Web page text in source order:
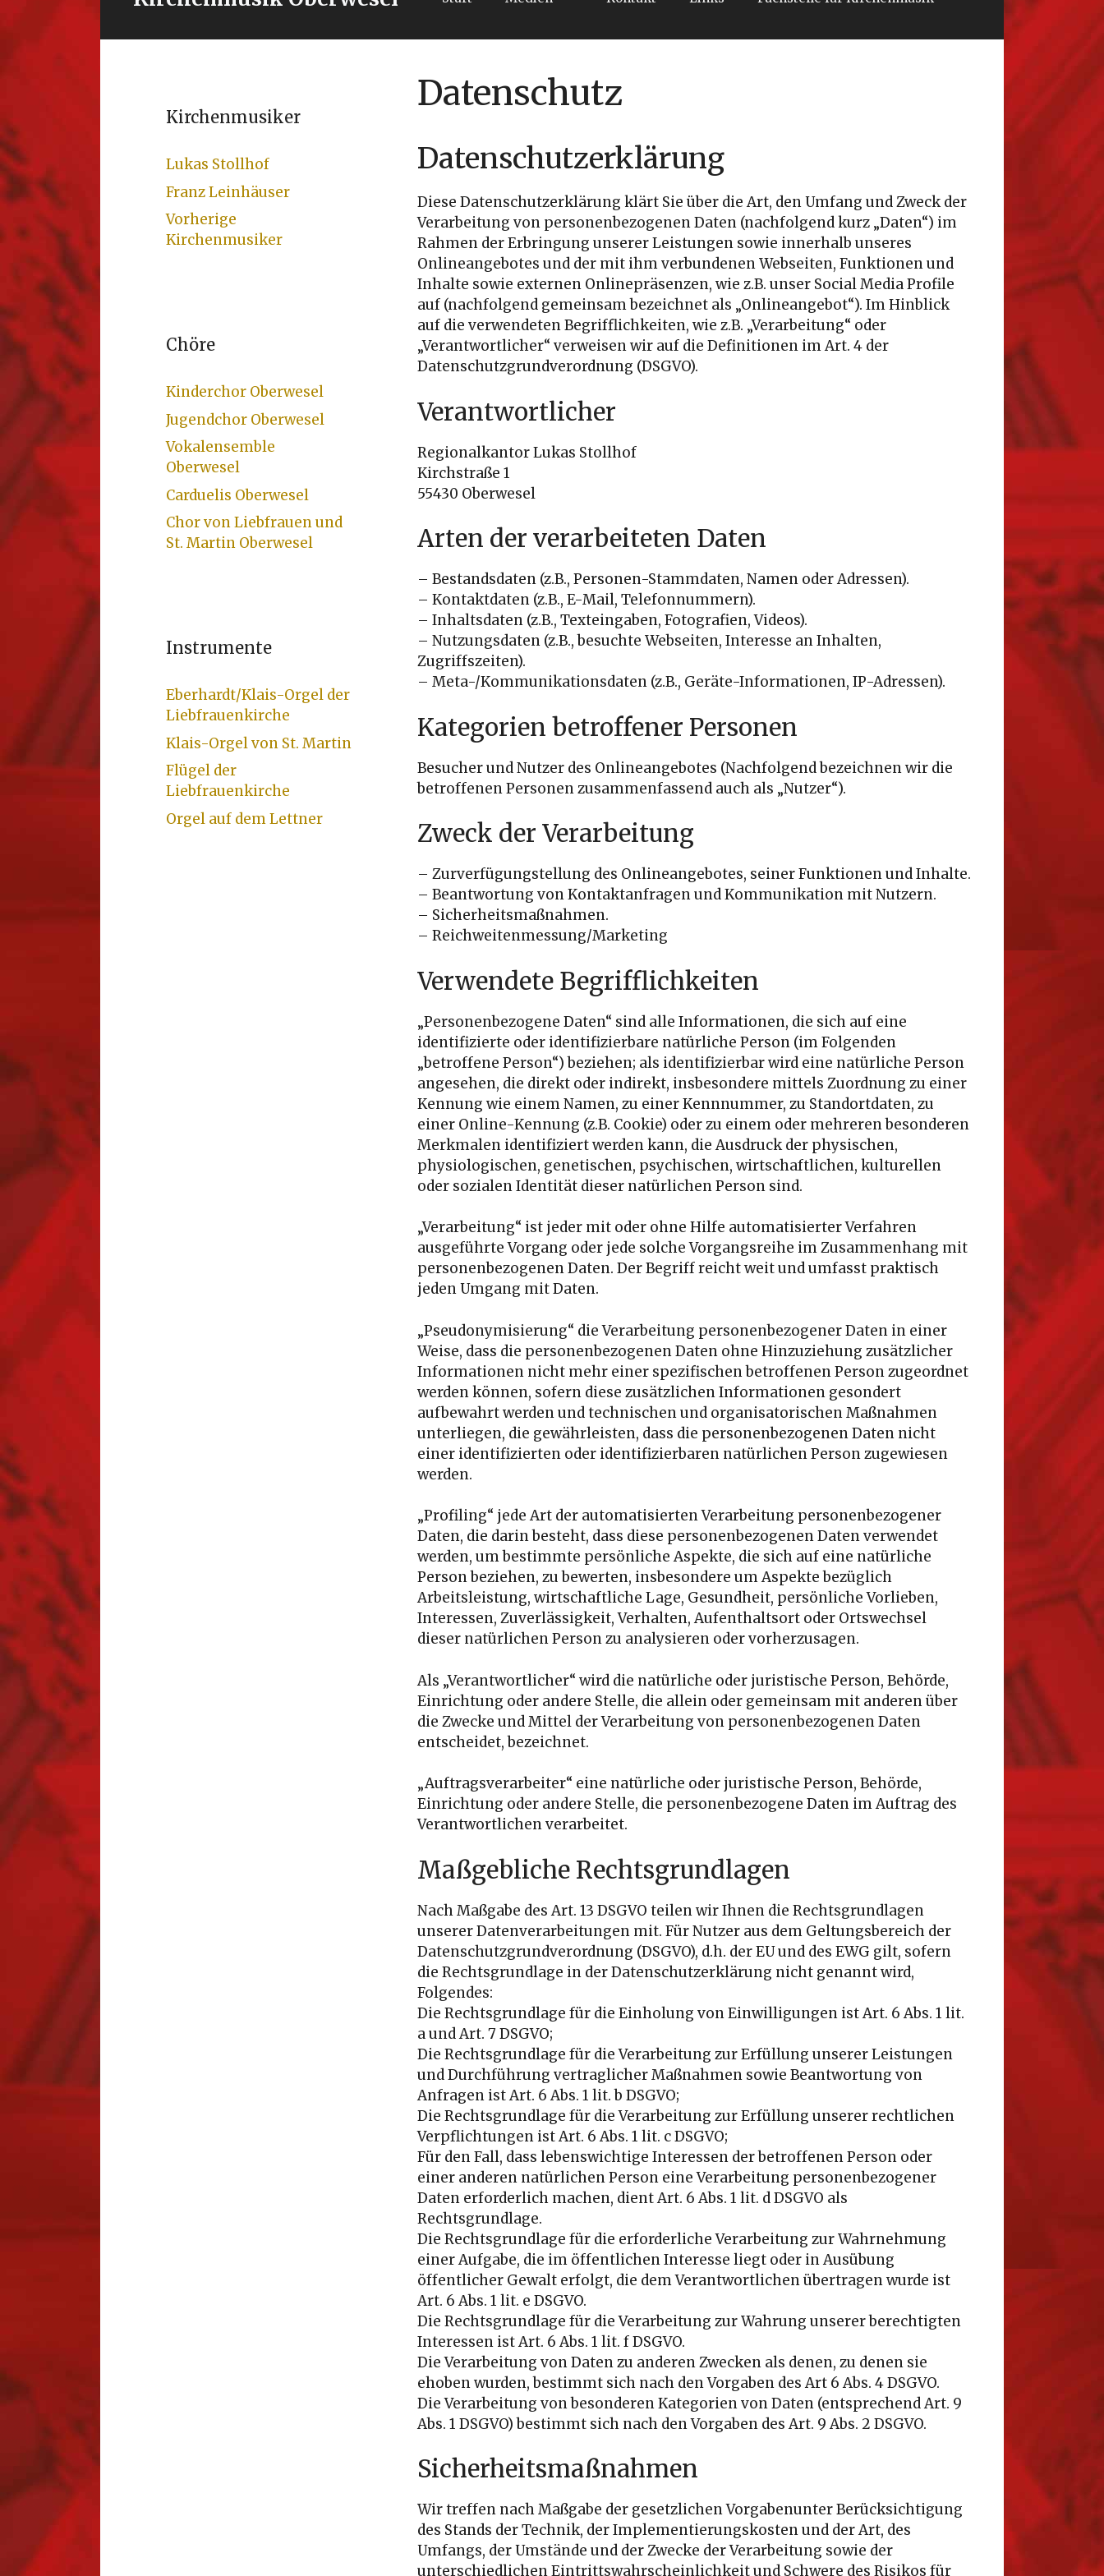
Datenschutz
Datenschutzerklärung
Diese Datenschutzerklärung klärt Sie über die Art, den Umfang und Zweck der
Verarbeitung von personenbezogenen Daten (nachfolgend kurz „Daten“) im
Rahmen der Erbringung unserer Leistungen sowie innerhalb unseres
Onlineangebotes und der mit ihm verbundenen Webseiten, Funktionen und
Inhalte sowie externen Onlinepräsenzen, wie z.B. unser Social Media Profile
auf (nachfolgend gemeinsam bezeichnet als „Onlineangebot“). Im Hinblick
auf die verwendeten Begrifflichkeiten, wie z.B. „Verarbeitung“ oder
„Verantwortlicher“ verweisen wir auf die Definitionen im Art. 4 der
Datenschutzgrundverordnung (DSGVO).
Verantwortlicher
Regionalkantor Lukas Stollhof
Kirchstraße 1
55430 Oberwesel
Arten der verarbeiteten Daten
– Bestandsdaten (z.B., Personen-Stammdaten, Namen oder Adressen).
– Kontaktdaten (z.B., E-Mail, Telefonnummern).
– Inhaltsdaten (z.B., Texteingaben, Fotografien, Videos).
– Nutzungsdaten (z.B., besuchte Webseiten, Interesse an Inhalten,
Zugriffszeiten).
– Meta-/Kommunikationsdaten (z.B., Geräte-Informationen, IP-Adressen).
Kategorien betroffener Personen
Besucher und Nutzer des Onlineangebotes (Nachfolgend bezeichnen wir die
betroffenen Personen zusammenfassend auch als „Nutzer“).
Zweck der Verarbeitung
– Zurverfügungstellung des Onlineangebotes, seiner Funktionen und Inhalte.
– Beantwortung von Kontaktanfragen und Kommunikation mit Nutzern.
– Sicherheitsmaßnahmen.
– Reichweitenmessung/Marketing
Verwendete Begrifflichkeiten
„Personenbezogene Daten“ sind alle Informationen, die sich auf eine
identifizierte oder identifizierbare natürliche Person (im Folgenden
„betroffene Person“) beziehen; als identifizierbar wird eine natürliche Person
angesehen, die direkt oder indirekt, insbesondere mittels Zuordnung zu einer
Kennung wie einem Namen, zu einer Kennnummer, zu Standortdaten, zu
einer Online-Kennung (z.B. Cookie) oder zu einem oder mehreren besonderen
Merkmalen identifiziert werden kann, die Ausdruck der physischen,
physiologischen, genetischen, psychischen, wirtschaftlichen, kulturellen
oder sozialen Identität dieser natürlichen Person sind.
„Verarbeitung“ ist jeder mit oder ohne Hilfe automatisierter Verfahren
ausgeführte Vorgang oder jede solche Vorgangsreihe im Zusammenhang mit
personenbezogenen Daten. Der Begriff reicht weit und umfasst praktisch
jeden Umgang mit Daten.
„Pseudonymisierung“ die Verarbeitung personenbezogener Daten in einer
Weise, dass die personenbezogenen Daten ohne Hinzuziehung zusätzlicher
Informationen nicht mehr einer spezifischen betroffenen Person zugeordnet
werden können, sofern diese zusätzlichen Informationen gesondert
aufbewahrt werden und technischen und organisatorischen Maßnahmen
unterliegen, die gewährleisten, dass die personenbezogenen Daten nicht
einer identifizierten oder identifizierbaren natürlichen Person zugewiesen
werden.
„Profiling“ jede Art der automatisierten Verarbeitung personenbezogener
Daten, die darin besteht, dass diese personenbezogenen Daten verwendet
werden, um bestimmte persönliche Aspekte, die sich auf eine natürliche
Person beziehen, zu bewerten, insbesondere um Aspekte bezüglich
Arbeitsleistung, wirtschaftliche Lage, Gesundheit, persönliche Vorlieben,
Interessen, Zuverlässigkeit, Verhalten, Aufenthaltsort oder Ortswechsel
dieser natürlichen Person zu analysieren oder vorherzusagen.
Als „Verantwortlicher“ wird die natürliche oder juristische Person, Behörde,
Einrichtung oder andere Stelle, die allein oder gemeinsam mit anderen über
die Zwecke und Mittel der Verarbeitung von personenbezogenen Daten
entscheidet, bezeichnet.
„Auftragsverarbeiter“ eine natürliche oder juristische Person, Behörde,
Einrichtung oder andere Stelle, die personenbezogene Daten im Auftrag des
Verantwortlichen verarbeitet.
Maßgebliche Rechtsgrundlagen
Nach Maßgabe des Art. 13 DSGVO teilen wir Ihnen die Rechtsgrundlagen
unserer Datenverarbeitungen mit. Für Nutzer aus dem Geltungsbereich der
Datenschutzgrundverordnung (DSGVO), d.h. der EU und des EWG gilt, sofern
die Rechtsgrundlage in der Datenschutzerklärung nicht genannt wird,
Folgendes:
Die Rechtsgrundlage für die Einholung von Einwilligungen ist Art. 6 Abs. 1 lit.
a und Art. 7 DSGVO;
Die Rechtsgrundlage für die Verarbeitung zur Erfüllung unserer Leistungen
und Durchführung vertraglicher Maßnahmen sowie Beantwortung von
Anfragen ist Art. 6 Abs. 1 lit. b DSGVO;
Die Rechtsgrundlage für die Verarbeitung zur Erfüllung unserer rechtlichen
Verpflichtungen ist Art. 6 Abs. 1 lit. c DSGVO;
Für den Fall, dass lebenswichtige Interessen der betroffenen Person oder
einer anderen natürlichen Person eine Verarbeitung personenbezogener
Daten erforderlich machen, dient Art. 6 Abs. 1 lit. d DSGVO als
Rechtsgrundlage.
Die Rechtsgrundlage für die erforderliche Verarbeitung zur Wahrnehmung
einer Aufgabe, die im öffentlichen Interesse liegt oder in Ausübung
öffentlicher Gewalt erfolgt, die dem Verantwortlichen übertragen wurde ist
Art. 6 Abs. 1 lit. e DSGVO.
Die Rechtsgrundlage für die Verarbeitung zur Wahrung unserer berechtigten
Interessen ist Art. 6 Abs. 1 lit. f DSGVO.
Die Verarbeitung von Daten zu anderen Zwecken als denen, zu denen sie
ehoben wurden, bestimmt sich nach den Vorgaben des Art 6 Abs. 4 DSGVO.
Die Verarbeitung von besonderen Kategorien von Daten (entsprechend Art. 9
Abs. 1 DSGVO) bestimmt sich nach den Vorgaben des Art. 9 Abs. 2 DSGVO.
Sicherheitsmaßnahmen
Wir treffen nach Maßgabe der gesetzlichen Vorgabenunter Berücksichtigung
des Stands der Technik, der Implementierungskosten und der Art, des
Umfangs, der Umstände und der Zwecke der Verarbeitung sowie der
unterschiedlichen Eintrittswahrscheinlichkeit und Schwere des Risikos für
Kirchenmusiker
Lukas Stollhof
Franz Leinhäuser
Vorherige
Kirchenmusiker
Chöre
Kinderchor Oberwesel
Jugendchor Oberwesel
Vokalensemble
Oberwesel
Carduelis Oberwesel
Chor von Liebfrauen und
St. Martin Oberwesel
Instrumente
Eberhardt/Klais-Orgel der
Liebfrauenkirche
Klais-Orgel von St. Martin
Flügel der
Liebfrauenkirche
Orgel auf dem Lettner